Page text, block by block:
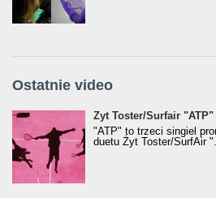
Ostatnie video
Żyt Toster/SurfAir - ATP
Żyt Toster/Surfair "ATP"
"ATP" to trzeci singiel
duetu Żyt Toster/SurfAir